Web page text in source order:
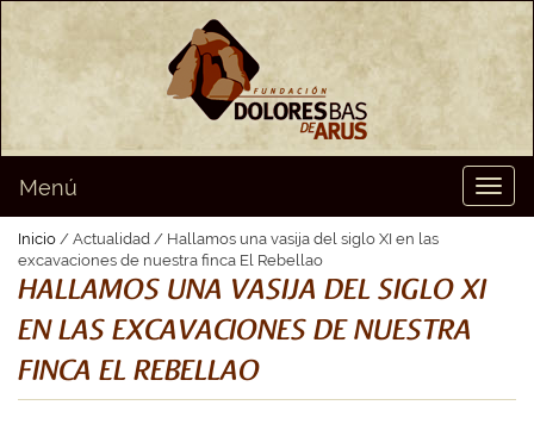
Menú
Inicio / Actualidad / Hallamos una vasija del siglo XI en las
excavaciones de nuestra finca El Rebellao
HALLAMOS UNA VASIJA DEL SIGLO XI
EN LAS EXCAVACIONES DE NUESTRA
FINCA EL REBELLAO